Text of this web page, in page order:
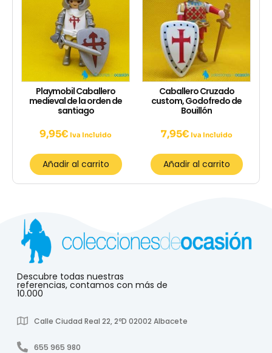
Playmobil Caballero
medieval de la orden de
santiago
9,95€ Iva Incluido
Añadir al carrito
Caballero Cruzado
custom, Godofredo de
Bouillón
7,95€ Iva Incluido
Añadir al carrito
Descubre todas nuestras
referencias, contamos con más de
10.000
Calle Ciudad Real 22, 2ºD 02002 Albacete
655 965 980